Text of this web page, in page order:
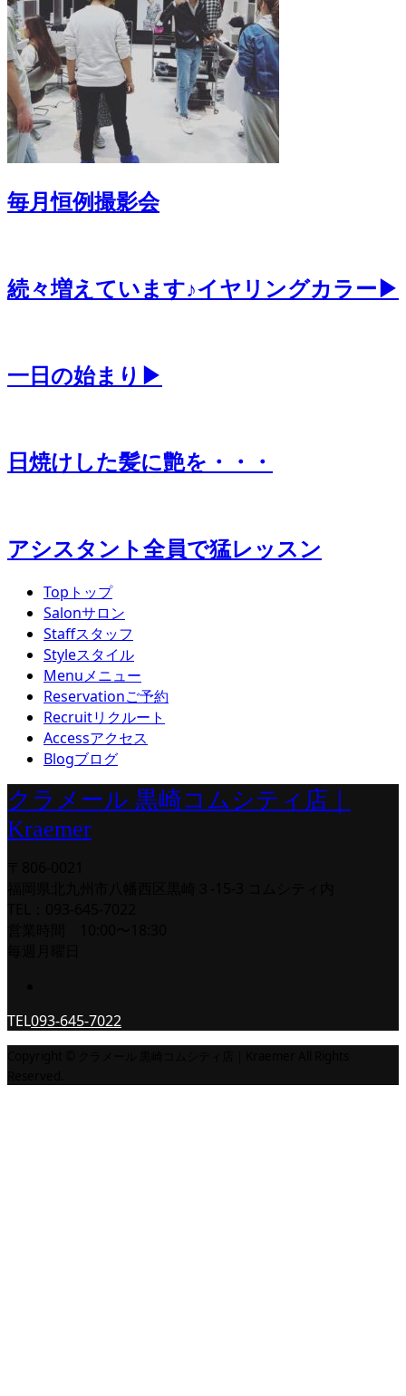
毎月恒例撮影会
続々増えています♪イヤリングカラー▶
一日の始まり▶
日焼けした髪に艶を・・・
アシスタント全員で猛レッスン
Top トップ
Salonサロン
Staffスタッフ
Styleスタイル
Menuメニュー
Reservationご予約
Recruitリクルート
Accessアクセス
Blogブログ
クラメール 黒崎コムシティ店｜
Kraemer
TEL093-645-7022